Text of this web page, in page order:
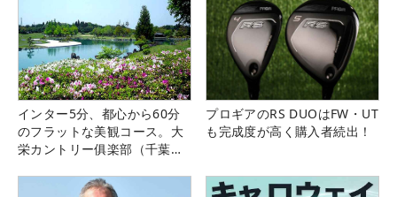
インター5分、都心から60分
のフラットな美観コース。大
栄カントリー俱楽部（千葉
プロギアのRS DUOはFW・UT
も完成度が高く購入者続出！